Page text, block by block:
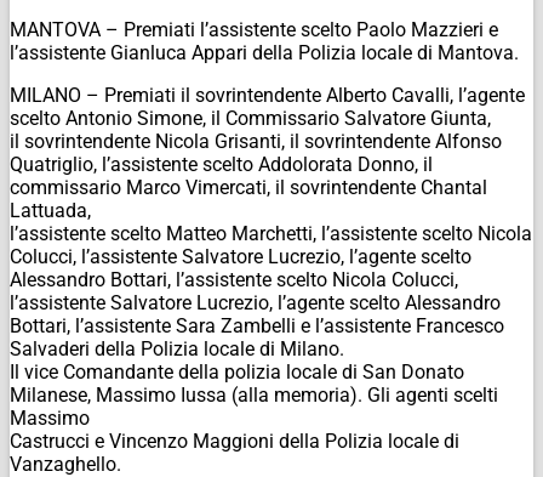
MANTOVA – Premiati l’assistente scelto Paolo Mazzieri e
l’assistente Gianluca Appari della Polizia locale di Mantova.
MILANO – Premiati il sovrintendente Alberto Cavalli, l’agente
scelto Antonio Simone, il Commissario Salvatore Giunta,
il sovrintendente Nicola Grisanti, il sovrintendente Alfonso
Quatriglio, l’assistente scelto Addolorata Donno, il
commissario Marco Vimercati, il sovrintendente Chantal
Lattuada,
l’assistente scelto Matteo Marchetti, l’assistente scelto Nicola
Colucci, l’assistente Salvatore Lucrezio, l’agente scelto
Alessandro Bottari, l’assistente scelto Nicola Colucci,
l’assistente Salvatore Lucrezio, l’agente scelto Alessandro
Bottari, l’assistente Sara Zambelli e l’assistente Francesco
Salvaderi della Polizia locale di Milano.
Il vice Comandante della polizia locale di San Donato
Milanese, Massimo Iussa (alla memoria). Gli agenti scelti
Massimo
Castrucci e Vincenzo Maggioni della Polizia locale di
Vanzaghello.